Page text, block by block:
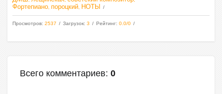
Фортепиано пороцкий НОТЫ
Просмотров: 2537 Загрузок: 3 Рейтинг: 0.0/0
Всего комментариев: 0